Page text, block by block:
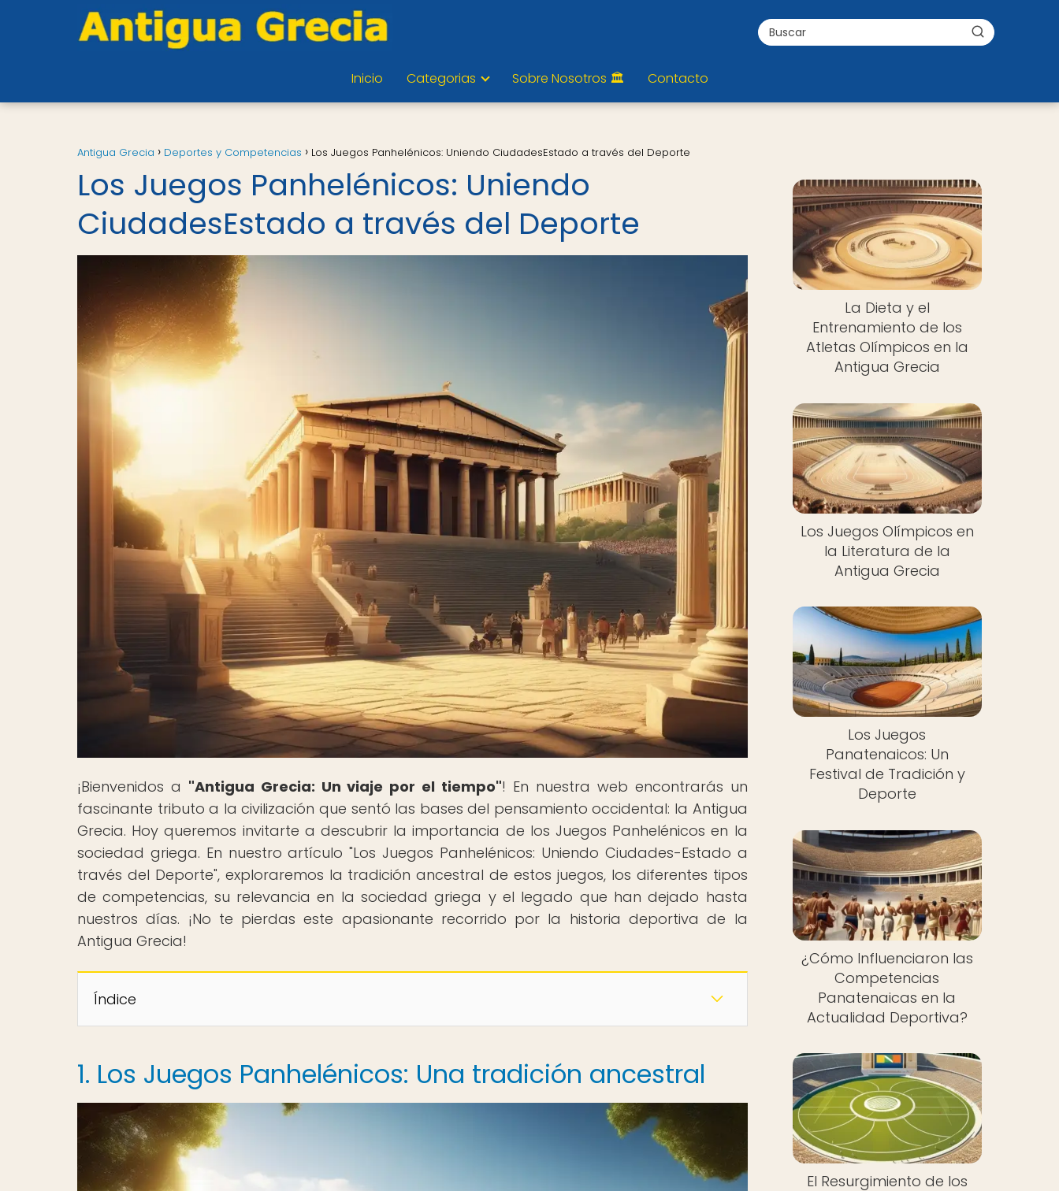
Inicio Categorias Sobre Nosotros 🏛️ Contacto
Antigua Grecia Deportes y Competencias Los Juegos Panhelénicos: Uniendo CiudadesEstado a través del Deporte
Los Juegos Panhelénicos: Uniendo
CiudadesEstado a través del Deporte
¡Bienvenidos a "Antigua Grecia: Un viaje por el tiempo"! En nuestra web encontrarás un
fascinante tributo a la civilización que sentó las bases del pensamiento occidental: la Antigua
Grecia. Hoy queremos invitarte a descubrir la importancia de los Juegos Panhelénicos en la
sociedad griega. En nuestro artículo "Los Juegos Panhelénicos: Uniendo Ciudades-Estado a
través del Deporte", exploraremos la tradición ancestral de estos juegos, los diferentes tipos
de competencias, su relevancia en la sociedad griega y el legado que han dejado hasta
nuestros días. ¡No te pierdas este apasionante recorrido por la historia deportiva de la
Antigua Grecia!
Índice
1. Los Juegos Panhelénicos: Una tradición ancestral
La Dieta y el
Entrenamiento de los
Atletas Olímpicos en la
Antigua Grecia
Los Juegos Olímpicos en
la Literatura de la
Antigua Grecia
Los Juegos
Panatenaicos: Un
Festival de Tradición y
Deporte
¿Cómo Influenciaron las
Competencias
Panatenaicas en la
Actualidad Deportiva?
El Resurgimiento de los